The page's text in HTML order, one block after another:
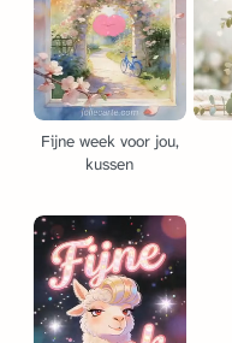
Fijne week voor jou,
kussen